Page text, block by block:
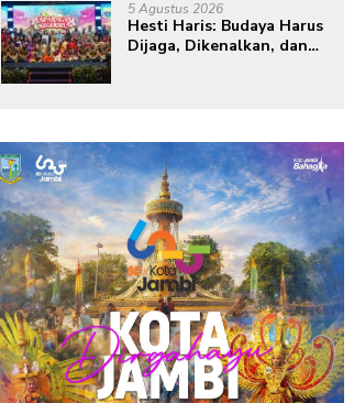
Kelola Sampah dari
Rumah
5 Agustus 2026
Hesti Haris: Budaya Harus
Dijaga, Dikenalkan, dan